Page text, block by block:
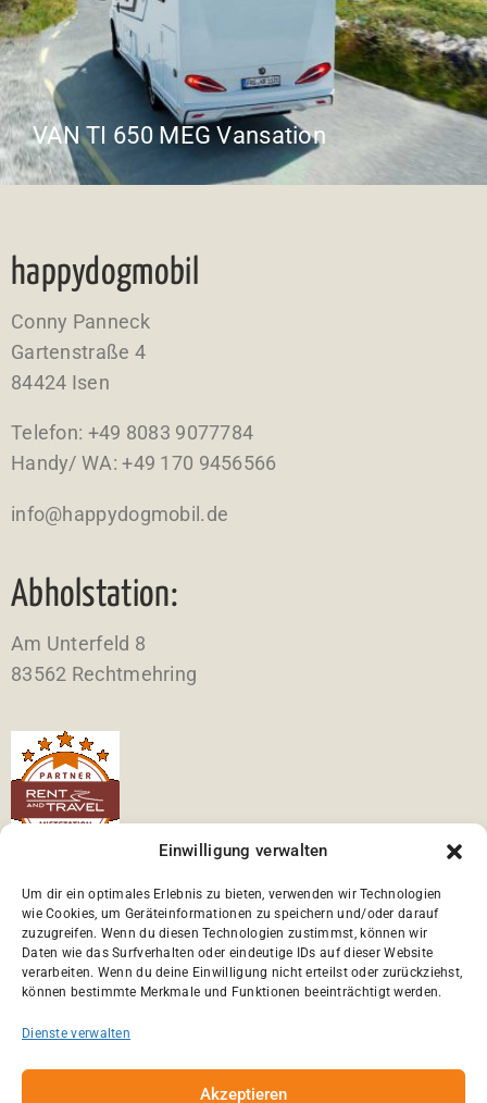
Einwilligung verwalten
Um dir ein optimales Erlebnis zu bieten, verwenden wir Technologien
wie Cookies, um Geräteinformationen zu speichern und/oder darauf
zuzugreifen. Wenn du diesen Technologien zustimmst, können wir
Daten wie das Surfverhalten oder eindeutige IDs auf dieser Website
verarbeiten. Wenn du deine Einwilligung nicht erteilst oder zurückziehst,
können bestimmte Merkmale und Funktionen beeinträchtigt werden.
Dienste verwalten
Akzeptieren
VAN TI 650 MEG Vansation
happydogmobil
Conny Panneck
Gartenstraße 4
84424 Isen
Telefon: +49 8083 9077784
Handy/ WA: ‭+49 170 9456566‬
info@happydogmobil.de
Abholstation:
Am Unterfeld 8
83562 Rechtmehring
Willkommen bei der tierlieben
Reisemobilvermietung im Großraum München.
Wir bieten Ihnen hundefreundliche Wohnmobile für
Ihren Traumurlaub.
Vom Camping-Einsteiger bis zum Caravaning-
Kenner – bei uns mieten Sie das perfekte